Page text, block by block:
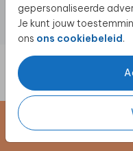
gepersonaliseerde
Je kunt jouw
ons ons cookiebeleid.
FLES ETIKET
Schrijf je in